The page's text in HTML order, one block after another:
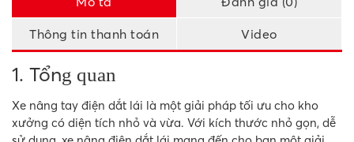
Thông tin thanh toán Video
1. Tổng quan
Xe nâng tay điện dắt lái là một giải pháp tối ưu cho kho
xưởng có diện tích nhỏ và vừa. Với kích thước nhỏ gọn, dễ